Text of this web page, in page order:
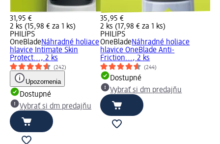
31,95 €
2 ks (15,98 € za 1 ks)
PHILIPS
OneBladeNáhradné holiace
hlavice Intimate Skin
Protect..., 2 ks
(242)
Upozornenia
Dostupné
Vybrať si dm predajňu
35,95 €
2 ks (17,98 € za 1 ks)
PHILIPS
OneBladeNáhradné holiace
hlavice OneBlade Anti-
Friction..., 2 ks
(244)
Dostupné
Vybrať si dm predajňu